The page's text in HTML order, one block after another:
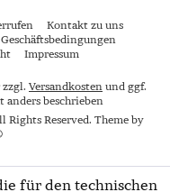
Kontakt zu uns
Impressum
Versandkosten und ggf.
anders beschrieben
Reserved. Theme by
für den technischen